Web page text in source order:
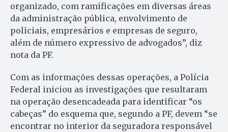
organizado, com ramificações em diversas áreas
da administração pública, envolvimento de
policiais, empresários e empresas de seguro,
além de número expressivo de advogados”, diz
nota da PF.
Com as informações dessas operações, a Polícia
Federal iniciou as investigações que resultaram
na operação desencadeada para identificar “os
cabeças” do esquema que, segundo a PF, devem “se
encontrar no interior da seguradora responsável